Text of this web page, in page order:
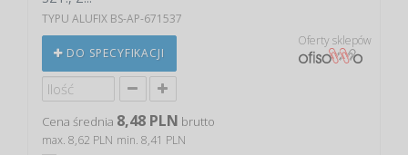
TYPU ALUFIX BS-AP-671537
DO SPECYFIKACJI
Oferty sklepów
Cena średnia 8,48 PLN brutto
max. 8,62 PLN min. 8,41 PLN